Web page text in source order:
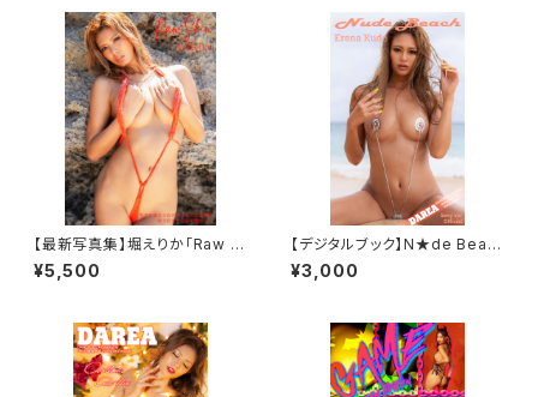
【最新写真集】堀えりか「Raw S
kin」
¥5,500
【デジタルブック】N★de Beac
h 工藤えれな DAREA Dream
Factory Magazine
¥3,000